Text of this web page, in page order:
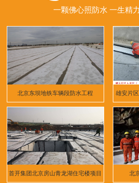
一颗佛心照防水 一生精
北京东坝地铁车辆段防水工程 雄安片
首开集团北京房山青龙湖住宅楼项目 北